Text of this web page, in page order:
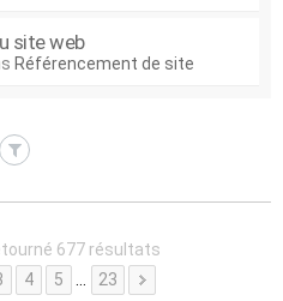
site web
Référencement de site
677 résultats
4 5 23